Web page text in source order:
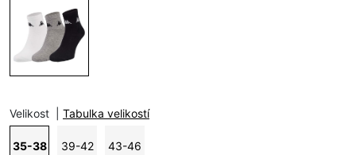
Velikost Tabulka velikostí
35-38 39-42 43-46